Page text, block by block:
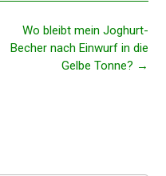
Wo bleibt mein Joghurt-
Becher nach Einwurf in die
Gelbe Tonne? →